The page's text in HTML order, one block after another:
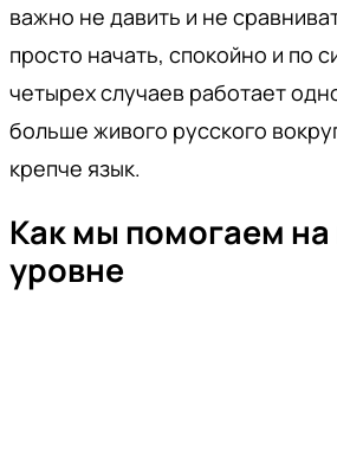
важно не давить и не
просто начать, спокойно и по
четырех случаев работает
больше живого русского
крепче язык.
Как мы помогаем
уровне